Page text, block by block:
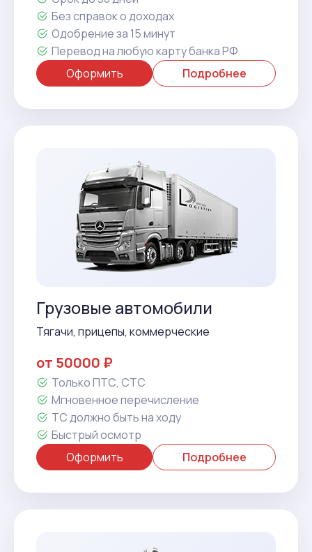
Без справок о доходах
Одобрение за 15 минут
Перевод на любую карту банка РФ
Оформить
Подробнее
Грузовые автомобили
Тягачи, прицепы, коммерческие
от 50000 ₽
Только ПТС, СТС
Мгновенное перечисление
ТС должно быть на ходу
Быстрый осмотр
Оформить
Подробнее